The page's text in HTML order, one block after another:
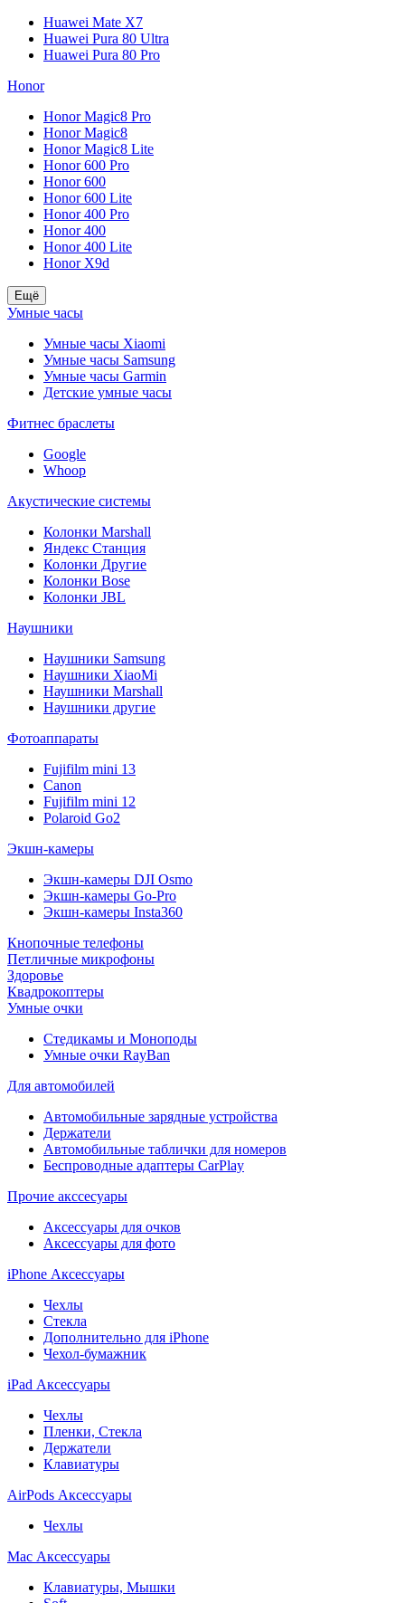
Huawei Mate X7
Huawei Pura 80 Ultra
Huawei Pura 80 Pro
Honor
Honor Magic8 Pro
Honor Magic8
Honor Magic8 Lite
Honor 600 Pro
Honor 600
Honor 600 Lite
Honor 400 Pro
Honor 400
Honor 400 Lite
Honor X9d
Ещё
Умные часы
Умные часы Xiaomi
Умные часы Samsung
Умные часы Garmin
Детские умные часы
Фитнес браслеты
Google
Whoop
Акустические системы
Колонки Marshall
Яндекс Станция
Колонки Другие
Колонки Bose
Колонки JBL
Наушники
Наушники Samsung
Наушники XiaoMi
Наушники Marshall
Наушники другие
Фотоаппараты
Fujifilm mini 13
Canon
Fujifilm mini 12
Polaroid Go2
Экшн-камеры
Экшн-камеры DJI Osmo
Экшн-камеры Go-Pro
Экшн-камеры Insta360
Кнопочные телефоны
Петличные микрофоны
Здоровье
Квадрокоптеры
Умные очки
Стедикамы и Моноподы
Умные очки RayBan
Для автомобилей
Автомобильные зарядные устройства
Держатели
Автомобильные таблички для номеров
Беспроводные адаптеры CarPlay
Прочие акссесуары
Аксессуары для очков
Аксессуары для фото
iPhone Аксессуары
Чехлы
Стекла
Дополнительно для iPhone
Чехол-бумажник
iPad Аксессуары
Чехлы
Пленки, Стекла
Держатели
Клавиатуры
AirPods Аксессуары
Чехлы
Mac Аксессуары
Клавиатуры, Мышки